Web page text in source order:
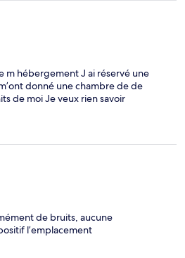
m hébergement J ai réservé une
donné une chambre de de
de moi Je veux rien savoir
de bruits, aucune
l’emplacement